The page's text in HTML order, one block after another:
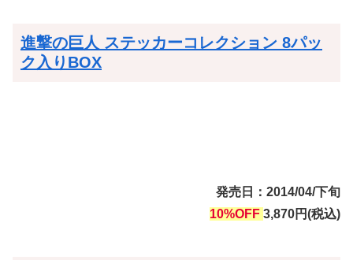
進撃の巨人 ステッカーコレクション 8パッ
ク入りBOX
発売日：2014/04/下旬
10%OFF 3,870円(税込)